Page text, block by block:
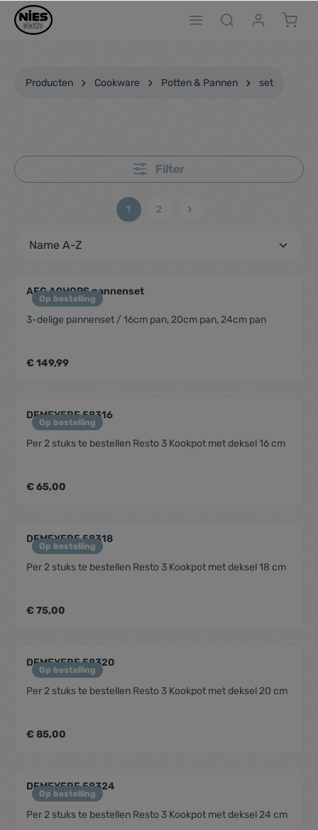
Producten Cookware Potten & Pannen set
Filter
1 2
Op bestelling
AEG A9HOPS pannenset
3-delige pannenset / 16cm pan, 20cm pan, 24cm pan
€ 149,99
Op bestelling
DEMEYERE 58316
Per 2 stuks te bestellen Resto 3 Kookpot met deksel 16 cm
€ 65,00
Op bestelling
DEMEYERE 58318
Per 2 stuks te bestellen Resto 3 Kookpot met deksel 18 cm
€ 75,00
Op bestelling
DEMEYERE 58320
Per 2 stuks te bestellen Resto 3 Kookpot met deksel 20 cm
€ 85,00
Op bestelling
DEMEYERE 58324
Per 2 stuks te bestellen Resto 3 Kookpot met deksel 24 cm